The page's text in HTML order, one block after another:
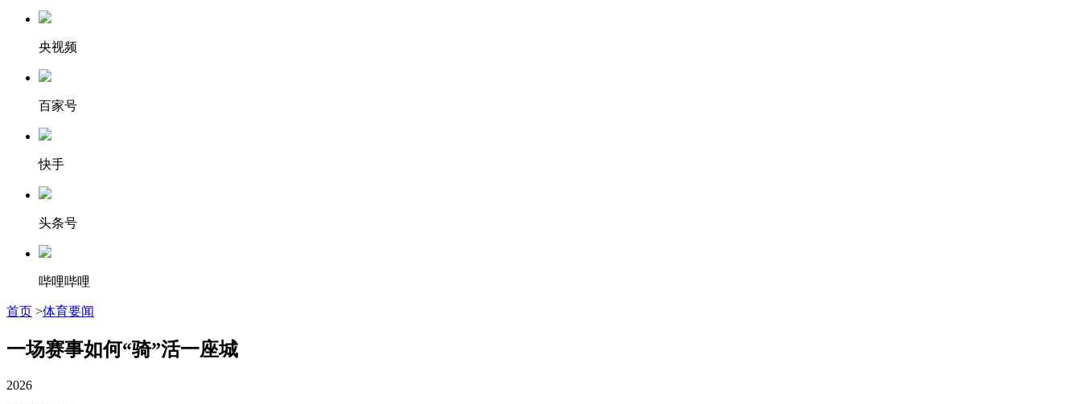
央视频
百家号
快手
头条号
哔哩哔哩
首页 >体育要闻
一场赛事如何“骑”活一座城
2026